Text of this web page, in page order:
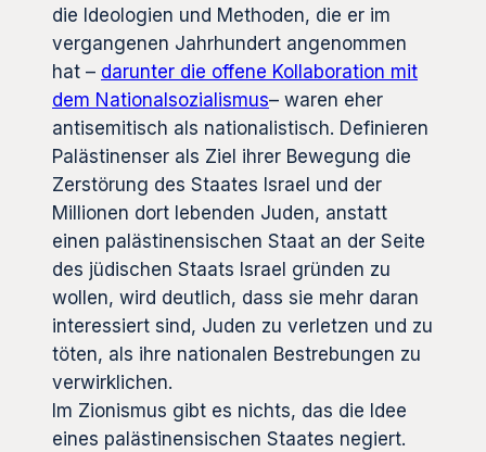
die Ideologien und Methoden, die er im
vergangenen Jahrhundert angenommen
hat – darunter die offene Kollaboration mit
dem Nationalsozialismus– waren eher
antisemitisch als nationalistisch. Definieren
Palästinenser als Ziel ihrer Bewegung die
Zerstörung des Staates Israel und der
Millionen dort lebenden Juden, anstatt
einen palästinensischen Staat an der Seite
des jüdischen Staats Israel gründen zu
wollen, wird deutlich, dass sie mehr daran
interessiert sind, Juden zu verletzen und zu
töten, als ihre nationalen Bestrebungen zu
verwirklichen.
Im Zionismus gibt es nichts, das die Idee
eines palästinensischen Staates negiert.